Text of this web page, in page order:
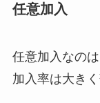
任意加入
任意加入なの
加入率は大きく